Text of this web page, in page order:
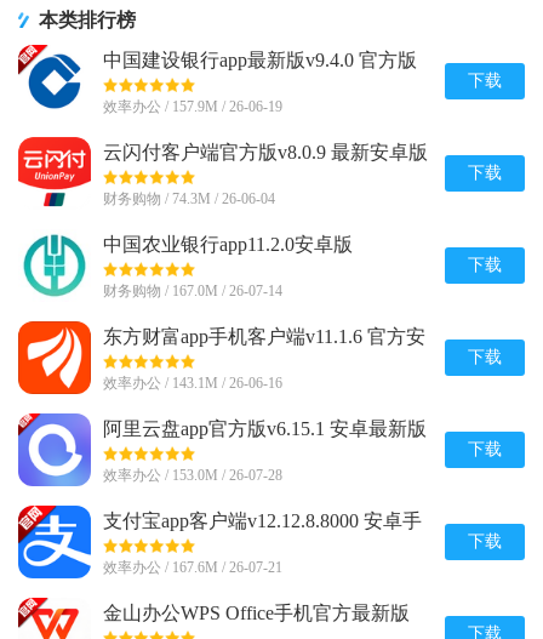
本类排行榜
中国建设银行app最新版v9.4.0 官方版
效率办公 / 157.9M / 26-06-19
下载
云闪付客户端官方版v8.0.9 最新安卓版
财务购物 / 74.3M / 26-06-04
下载
中国农业银行app11.2.0安卓版
财务购物 / 167.0M / 26-07-14
下载
东方财富app手机客户端v11.1.6 官方安
卓版
效率办公 / 143.1M / 26-06-16
下载
阿里云盘app官方版v6.15.1 安卓最新版
效率办公 / 153.0M / 26-07-28
下载
支付宝app客户端v12.12.8.8000 安卓手
机版
效率办公 / 167.6M / 26-07-21
下载
金山办公WPS Office手机官方最新版
v26.7.2 正版
下载